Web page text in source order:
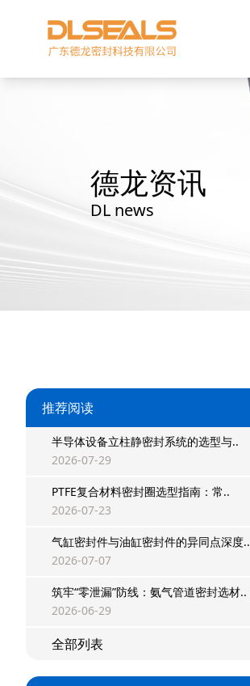
德龙资讯
DL news
推荐阅读
半导体设备立柱静密封系统的选型与..
2026-07-29
PTFE复合材料密封圈选型指南：常..
2026-07-23
气缸密封件与油缸密封件的异同点深度..
2026-07-07
筑牢“零泄漏”防线：氨气管道密封选材..
2026-06-29
全部列表
阶梯组合封
组合密封
重载阶梯组合